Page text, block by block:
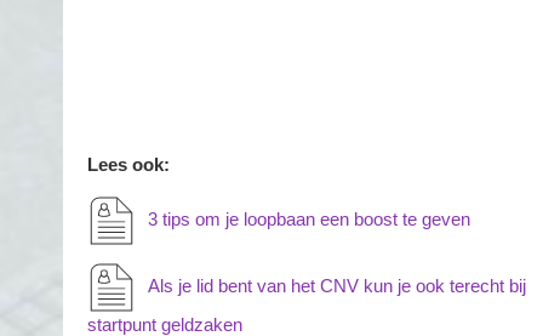
Lees ook:
3 tips om je loopbaan een boost te geven
Als je lid bent van het CNV kun je ook terecht bij
startpunt geldzaken